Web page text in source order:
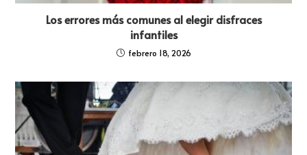
Los errores más comunes al elegir disfraces
infantiles
febrero 18, 2026